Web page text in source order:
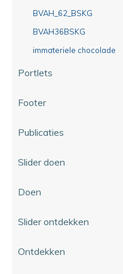
BVAH_62_BSKG
BVAH36BSKG
immateriele chocolade
Portlets
Footer
Publicaties
Slider doen
Doen
Slider ontdekken
Ontdekken